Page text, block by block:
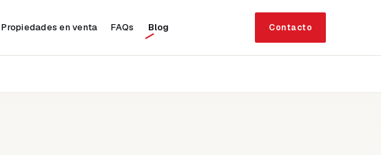
Propiedades en venta FAQs Blog Contacto